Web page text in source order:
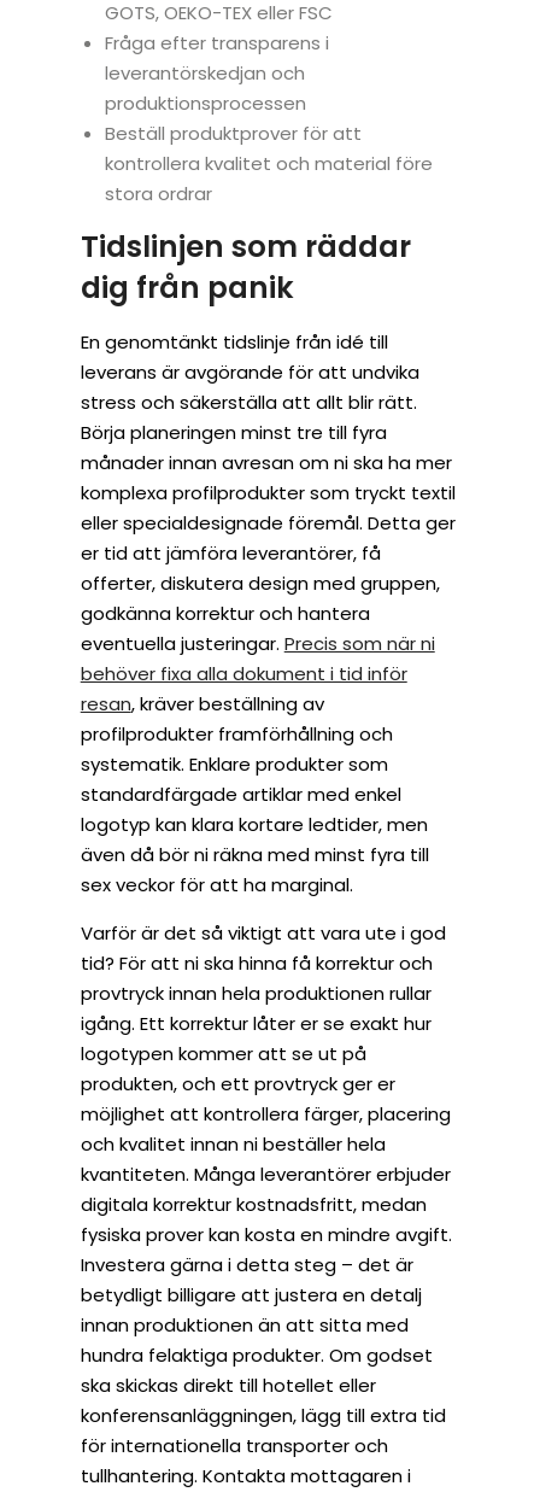
GOTS, OEKO-TEX eller FSC
Fråga efter transparens i
leverantörskedjan och
produktionsprocessen
Beställ produktprover för att
kontrollera kvalitet och material före
stora ordrar
Tidslinjen som räddar
dig från panik
En genomtänkt tidslinje från idé till
leverans är avgörande för att undvika
stress och säkerställa att allt blir rätt.
Börja planeringen minst tre till fyra
månader innan avresan om ni ska ha mer
komplexa profilprodukter som tryckt textil
eller specialdesignade föremål. Detta ger
er tid att jämföra leverantörer, få
offerter, diskutera design med gruppen,
godkänna korrektur och hantera
eventuella justeringar. Precis som när ni
behöver fixa alla dokument i tid inför
resan, kräver beställning av
profilprodukter framförhållning och
systematik. Enklare produkter som
standardfärgade artiklar med enkel
logotyp kan klara kortare ledtider, men
även då bör ni räkna med minst fyra till
sex veckor för att ha marginal.
Varför är det så viktigt att vara ute i god
tid? För att ni ska hinna få korrektur och
provtryck innan hela produktionen rullar
igång. Ett korrektur låter er se exakt hur
logotypen kommer att se ut på
produkten, och ett provtryck ger er
möjlighet att kontrollera färger, placering
och kvalitet innan ni beställer hela
kvantiteten. Många leverantörer erbjuder
digitala korrektur kostnadsfritt, medan
fysiska prover kan kosta en mindre avgift.
Investera gärna i detta steg – det är
betydligt billigare att justera en detalj
innan produktionen än att sitta med
hundra felaktiga produkter. Om godset
ska skickas direkt till hotellet eller
konferensanläggningen, lägg till extra tid
för internationella transporter och
tullhantering. Kontakta mottagaren i